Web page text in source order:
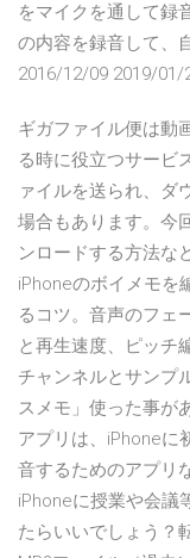
をマイクを通して録
の内容を録音して、
2016/12/09 2019/01/
ギガファイル便は動
る時に役立つサービ
ァイルを送られ、ダ
場合もあります。今
ンロードする方法な
iPhoneのボイメモを
るコツ。音声のフェ
と再生速度、ピッチ
チャンネルとサンプ
スメモ」使った事が
アプリは、iPhoneに
音するためのアプリ
iPhoneに授業や会議
たらいいでしょう？